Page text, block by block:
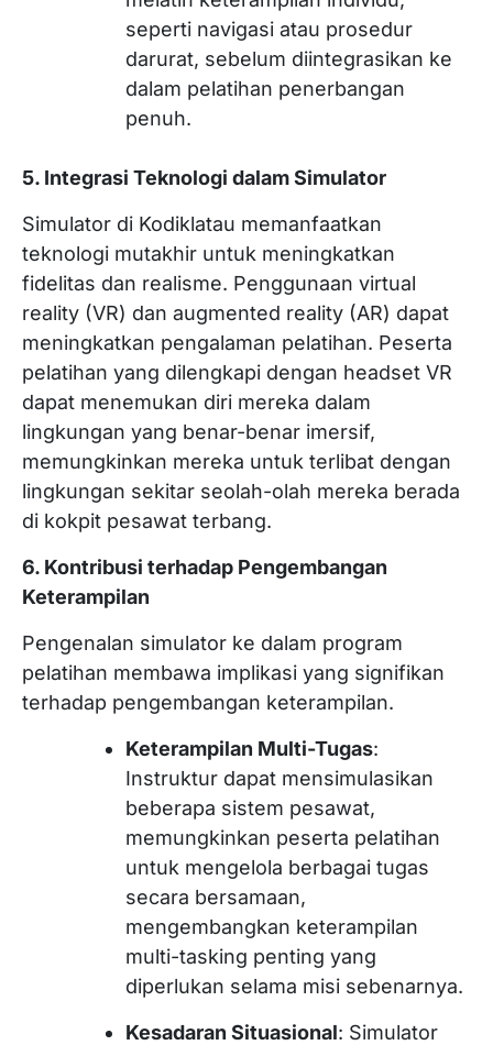
seperti navigasi atau prosedur
darurat, sebelum diintegrasikan ke
dalam pelatihan penerbangan
penuh.
5. Integrasi Teknologi dalam Simulator
Simulator di Kodiklatau memanfaatkan
teknologi mutakhir untuk meningkatkan
fidelitas dan realisme. Penggunaan virtual
reality (VR) dan augmented reality (AR) dapat
meningkatkan pengalaman pelatihan. Peserta
pelatihan yang dilengkapi dengan headset VR
dapat menemukan diri mereka dalam
lingkungan yang benar-benar imersif,
memungkinkan mereka untuk terlibat dengan
lingkungan sekitar seolah-olah mereka berada
di kokpit pesawat terbang.
6. Kontribusi terhadap Pengembangan
Keterampilan
Pengenalan simulator ke dalam program
pelatihan membawa implikasi yang signifikan
terhadap pengembangan keterampilan.
Keterampilan Multi-Tugas:
Instruktur dapat mensimulasikan
beberapa sistem pesawat,
memungkinkan peserta pelatihan
untuk mengelola berbagai tugas
secara bersamaan,
mengembangkan keterampilan
multi-tasking penting yang
diperlukan selama misi sebenarnya.
Kesadaran Situasional: Simulator